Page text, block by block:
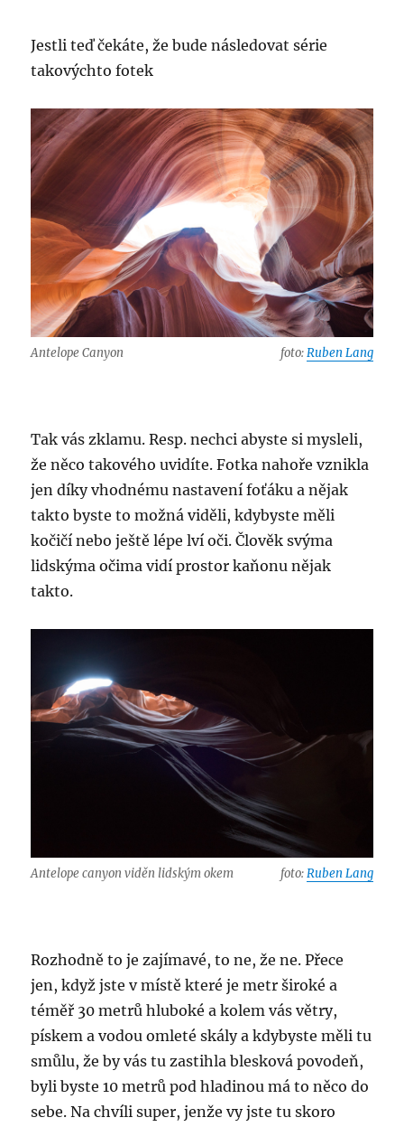
Jestli teď čekáte, že bude následovat série
takovýchto fotek
Antelope Canyon foto:Ruben Lang
Tak vás zklamu. Resp. nechci abyste si mysleli,
že něco takového uvidíte. Fotka nahoře vznikla
jen díky vhodnému nastavení foťáku a nějak
takto byste to možná viděli, kdybyste měli
kočičí nebo ještě lépe lví oči. Člověk svýma
lidskýma očima vidí prostor kaňonu nějak
takto.
Antelope canyon viděn lidským okem foto:Ruben Lang
Rozhodně to je zajímavé, to ne, že ne. Přece
jen, když jste v místě které je metr široké a
téměř 30 metrů hluboké a kolem vás větry,
pískem a vodou omleté skály a kdybyste měli tu
smůlu, že by vás tu zastihla blesková povodeň,
byli byste 10 metrů pod hladinou má to něco do
sebe. Na chvíli super, jenže vy jste tu skoro